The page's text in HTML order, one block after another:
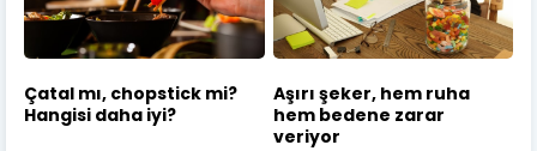
Çatal mı, chopstick mi?
Hangisi daha iyi?
Aşırı şeker, hem ruha
hem bedene zarar
veriyor